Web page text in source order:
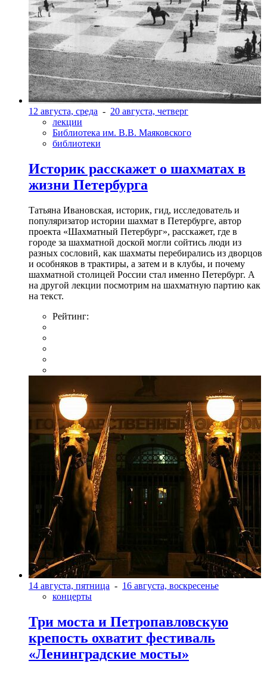
12 августа, среда - 20 августа, четверг
лекции
Библиотека им. В.В. Маяковского
библиотеки
Историк расскажет о шахматах в
жизни Петербурга
Татьяна Ивановская, историк, гид, исследователь и
популяризатор истории шахмат в Петербурге, автор
проекта «Шахматный Петербург», расскажет, где в
городе за шахматной доской могли сойтись люди из
разных сословий, как шахматы перебирались из дворцов
и особняков в трактиры, а затем и в клубы, и почему
шахматной столицей России стал именно Петербург. А
на другой лекции посмотрим на шахматную партию как
на текст.
Рейтинг:
14 августа, пятница - 16 августа, воскресенье
концерты
Три моста и Петропавловскую
крепость охватит фестиваль
«Ленинградские мосты»